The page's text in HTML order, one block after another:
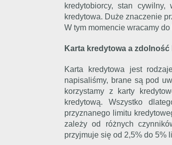
kredytobiorcy, stan
kredytowa. Duże znaczenie
W tym momencie wracamy
Karta kredytowa a
Karta kredytowa jest
napisaliśmy, brane są pod
korzystamy z karty
kredytową. Wszystko
przyznanego limitu
zależy od różnych
przyjmuje się od 2,5% do 5%